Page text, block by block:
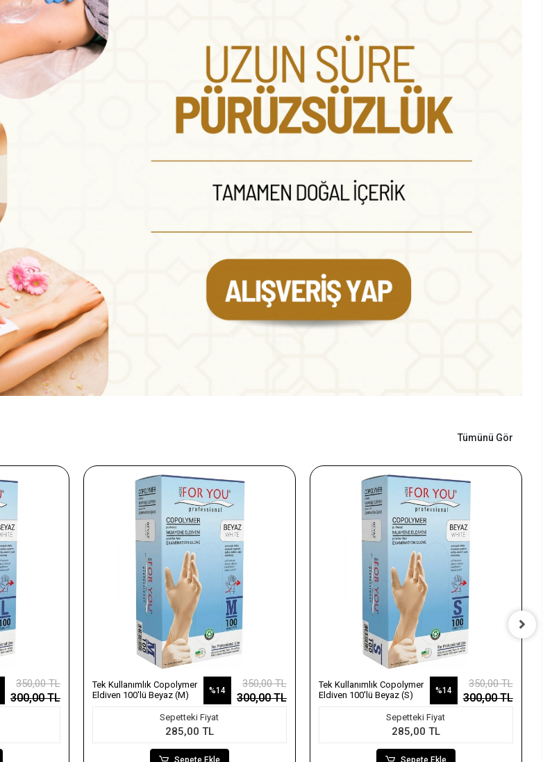
Tümünü Gör
350,00 TL
300,00 TL
Tek Kullanımlık Copolymer
Eldiven 100'lü Beyaz (M)
%14
350,00 TL
300,00 TL
Sepetteki Fiyat
285,00 TL
Tek Kullanımlık Copolymer
Eldiven 100'lü Beyaz (S)
%14
350,00 TL
300,00 TL
Sepetteki Fiyat
285,00 TL